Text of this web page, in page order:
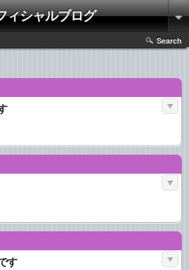
ィシャルブログ
Search
す